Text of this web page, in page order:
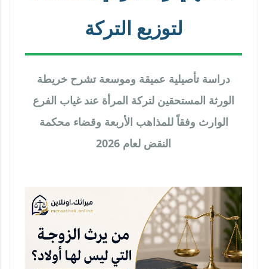
لتوزيع التركة
دراسة تأصيلية عميقة وموسعة تشرح خريطة
الورثة المستحقين لتركة المرأة عند غياب الفرع
الوارث وفقاً للمذاهب الأربعة وقضاء محكمة
النقض لعام 2026